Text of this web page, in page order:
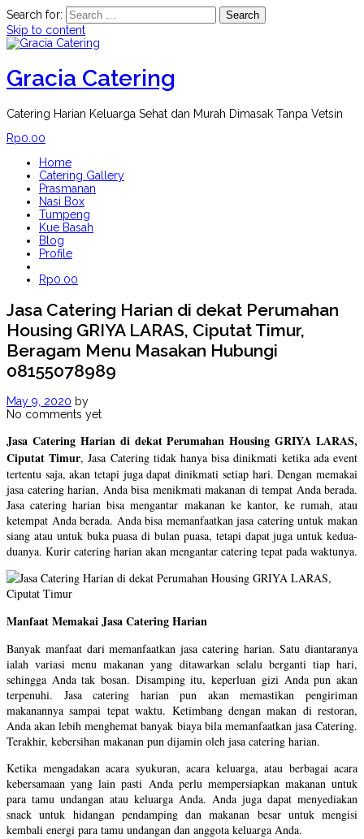
Search for:
Skip to content
Gracia Catering
Catering Harian Keluarga Sehat dan Murah Dimasak Tanpa Vetsin
Rp0.00
Home
Catering Gallery
Prasmanan
Nasi Box
Tumpeng
Kue Basah
Blog
Profile
Rp0.00
Jasa Catering Harian di dekat Perumahan
Housing GRIYA LARAS, Ciputat Timur,
Beragam Menu Masakan Hubungi
08155078989
May 9, 2020 by
No comments yet
Jasa Catering Harian di dekat Perumahan Housing GRIYA LARAS,
Ciputat Timur, Jasa Catering tidak hanya bisa dinikmati ketika ada event
tertentu saja, akan tetapi juga dapat dinikmati setiap hari. Dengan memakai
jasa catering harian, Anda bisa menikmati makanan di tempat Anda berada.
Jasa catering harian bisa mengantar makanan ke kantor, ke rumah, atau
ketempat Anda berada. Anda bisa memanfaatkan jasa catering untuk makan
siang atau untuk buka puasa di bulan puasa, tetapi dapat juga untuk kedua-
duanya. Kurir catering harian akan mengantar catering tepat pada waktunya.
Manfaat Memakai Jasa Catering Harian
Banyak manfaat dari memanfaatkan jasa catering harian. Satu diantaranya
ialah variasi menu makanan yang ditawarkan selalu berganti tiap hari,
sehingga Anda tak bosan. Disamping itu, keperluan gizi Anda pun akan
terpenuhi. Jasa catering harian pun akan memastikan pengiriman
makanannya sampai tepat waktu. Ketimbang dengan makan di restoran,
Anda akan lebih menghemat banyak biaya bila memanfaatkan jasa Catering.
Terakhir, kebersihan makanan pun dijamin oleh jasa catering harian.
Ketika mengadakan acara syukuran, acara keluarga, atau berbagai acara
kebersamaan yang lain pasti Anda perlu mempersiapkan makanan untuk
para tamu undangan atau keluarga Anda. Anda juga dapat menyediakan
snack untuk hidangan pendamping dan makanan besar untuk mengisi
kembali energi para tamu undangan dan anggota keluarga Anda.